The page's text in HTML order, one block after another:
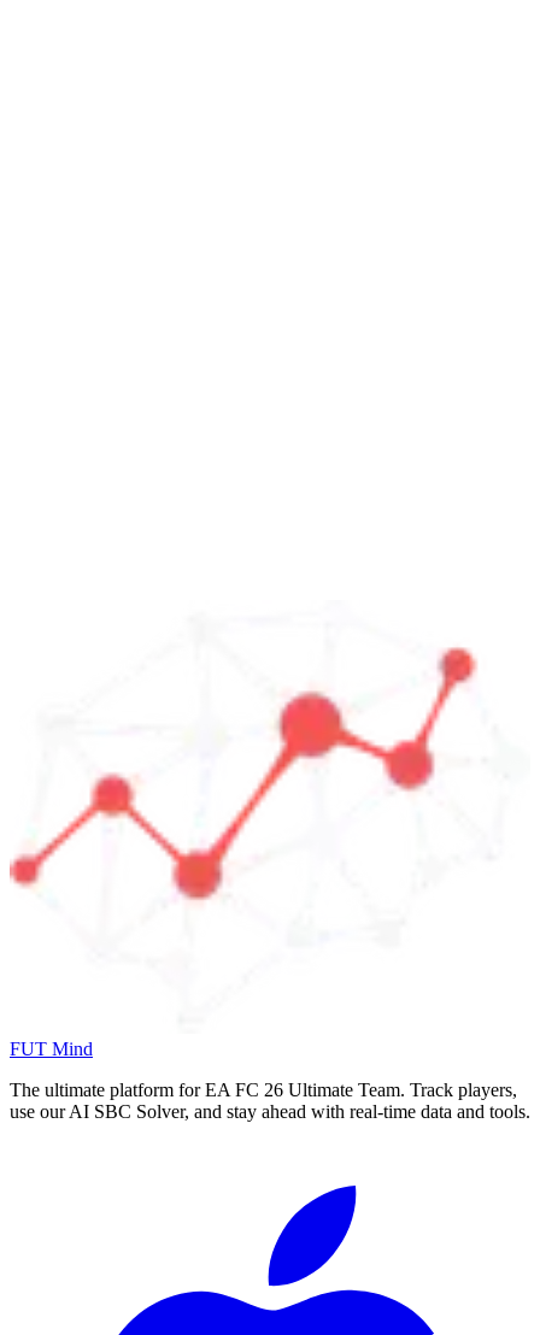
FUT Mind
The ultimate platform for EA FC 26 Ultimate Team. Track players,
use our AI SBC Solver, and stay ahead with real-time data and tools.